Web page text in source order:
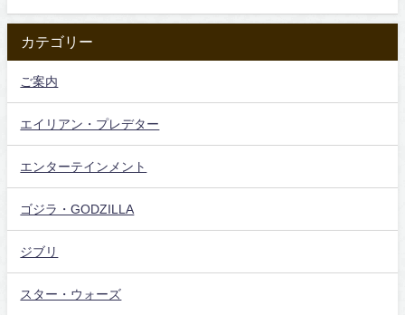
カテゴリー
ご案内
エイリアン・プレデター
エンターテインメント
ゴジラ・GODZILLA
ジブリ
スター・ウォーズ